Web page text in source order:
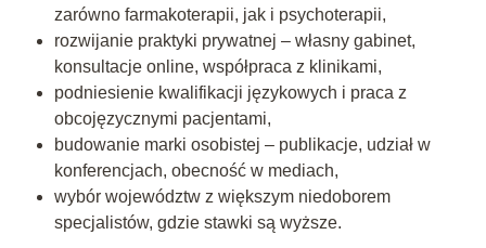
zarówno farmakoterapii, jak i psychoterapii,
rozwijanie praktyki prywatnej – własny gabinet,
konsultacje online, współpraca z klinikami,
podniesienie kwalifikacji językowych i praca z
obcojęzycznymi pacjentami,
budowanie marki osobistej – publikacje, udział w
konferencjach, obecność w mediach,
wybór województw z większym niedoborem
specjalistów, gdzie stawki są wyższe.